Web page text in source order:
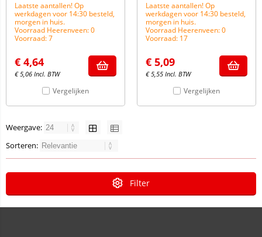
Laatste aantallen! Op
werkdagen voor 14:30 besteld,
morgen in huis.
Voorraad Heerenveen: 0
Voorraad: 7
€ 4,64
€5,06 Incl. BTW
Vergelijken
Laatste aantallen! Op
werkdagen voor 14:30 besteld,
morgen in huis.
Voorraad Heerenveen: 0
Voorraad: 17
€ 5,09
€5,55 Incl. BTW
Vergelijken
Weergave:
Sorteren:
Filter